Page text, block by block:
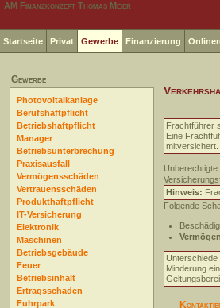
AM Finanzkonzept Thomas Meier
Startseite Privat Gewerbe Finanzierung
Gewerbe
Photovoltaikanlage
Berufshaftpflicht
Betriebshaftpflicht
Manager
Betriebsunterbrechung
Praxisausfall
Vermögensschäden
Vertrauensschäden
Produkthaftpflicht
IT-Versicherung
Elektronik
Maschinen
Betriebsgebäude
Feuer
Betriebsinhalt
Ertragsschaden
Fuhrpark
Frachtführer
Eine
mitversichert.
Hinweis:
Folgende
Unterschiede
Minderung